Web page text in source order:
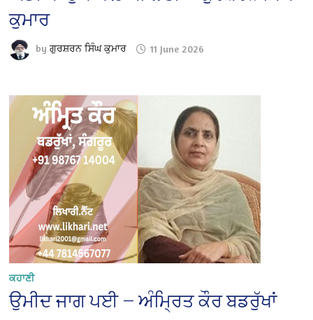
ਕੁਮਾਰ
byਗੁਰਸ਼ਰਨ ਸਿੰਘ ਕੁਮਾਰ 11 June 2026
ਕਹਾਣੀ
ਉਮੀਦ ਜਾਗ ਪਈ — ਅੰਮ੍ਰਿਤ ਕੌਰ ਬਡਰੁੱਖਾਂ